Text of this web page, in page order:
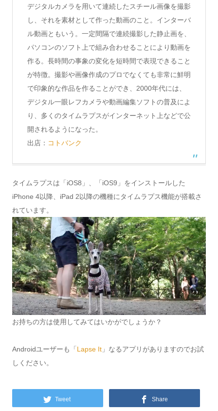
デジタルカメラを用いて連続したスチール画像を撮影
し、それを素材として作った動画のこと。インターバ
ル動画ともいう。一定間隔で連続撮影した静止画を、
パソコンのソフト上で組み合わせることにより動画を
作る。長時間の事象の変化を短時間で表現できること
が特徴。撮影や画像作成のプロでなくても非常に鮮明
で印象的な作品を作ることができ、2000年代には、
デジタル一眼レフカメラや動画編集ソフトの普及によ
り、多くのタイムラプスがインターネット上などで公
開されるようになった。
出店： コトバンク
タイムラプスは「iOS8」、「iOS9」をインストールした
iPhone 4以降、iPad 2以降の機種にタイムラプス機能が搭載さ
れています。
お持ちの方は使用してみてはいかがでしょうか？
Androidユーザーも「 Lapse It」なるアプリがありますのでお試
しください。
Tweet Share